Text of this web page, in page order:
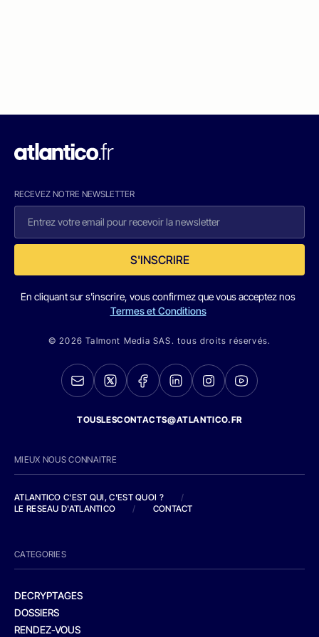
RECEVEZ NOTRE NEWSLETTER
S'INSCRIRE
En cliquant sur s'inscrire, vous confirmez que vous acceptez nos
Termes et Conditions
© 2026 Talmont Media SAS. tous droits réservés.
TOUSLESCONTACTS@ATLANTICO.FR
MIEUX NOUS CONNAITRE
ATLANTICO C'EST QUI, C'EST QUOI ?
/
LE RESEAU D'ATLANTICO
/ CONTACT
CATEGORIES
DECRYPTAGES
DOSSIERS
RENDEZ-VOUS